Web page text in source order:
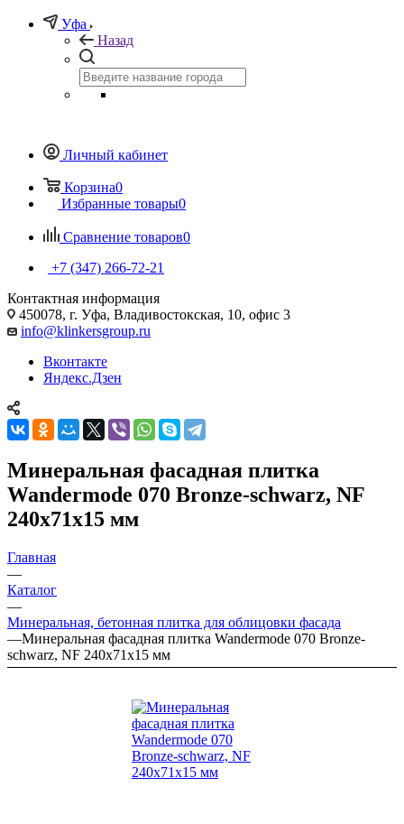
Уфа
Назад
Личный кабинет
Корзина0
Избранные товары0
Сравнение товаров0
+7 (347) 266-72-21
Контактная информация
450078, г. Уфа, Владивостокская, 10, офис 3
info@klinkersgroup.ru
Вконтакте
Яндекс.Дзен
Минеральная фасадная плитка
Wandermode 070 Bronze-schwarz, NF
240х71х15 мм
Главная
—
Каталог
—
Минеральная, бетонная плитка для облицовки фасада
—Минеральная фасадная плитка Wandermode 070 Bronze-
schwarz, NF 240х71х15 мм